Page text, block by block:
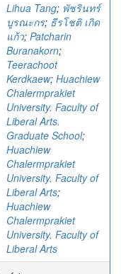
Lihua Tang; พัชรินทร์
บูรณะกร; ธีรโชติ เกิด
แก้ว; Patcharin
Buranakorn;
Teerachoot
Kerdkaew; Huachiew
Chalermprakiet
University. Faculty of
Liberal Arts.
Graduate School;
Huachiew
Chalermprakiet
University. Faculty of
Liberal Arts;
Huachiew
Chalermprakiet
University. Faculty of
Liberal Arts